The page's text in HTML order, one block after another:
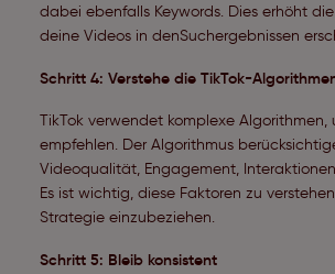
dabei ebenfalls Keywords. Dies erhöht
deine Videos in denSuchergebnissen
Schritt 4: Verstehe die TikTok-
TikTok verwendet komplexe Algorithmen,
empfehlen. Der Algorithmus
Videoqualität, Engagement,
Es ist wichtig, diese Faktoren zu
Strategie einzubeziehen.
Schritt 5: Bleib konsistent